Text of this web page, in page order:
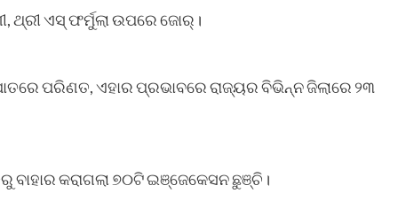
ଥ୍ରୀ ଏସ୍ ଫର୍ମୁଲା ଉପରେ ଜୋର୍।
ପରିଣତ, ଏହାର ପ୍ରଭାବରେ ରାଜ୍ୟର ବିଭିନ୍ନ ଜିଲାରେ ୨୩
କରାଗଲା ୭୦ଟି ଇଞ୍ଜେକେସନ ଛୁଞ୍ଚି।